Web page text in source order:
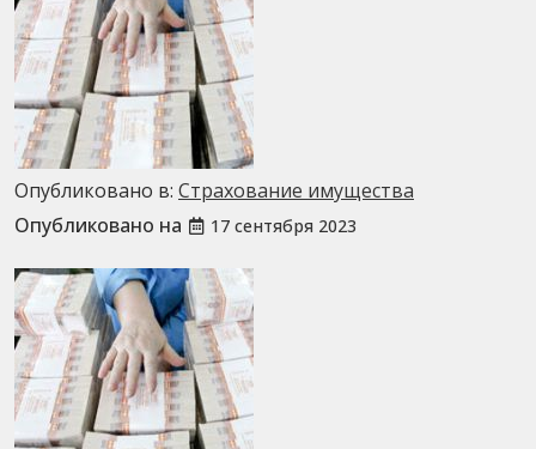
Опубликовано в: Страхование имущества
Опубликовано на
17 сентября 2023